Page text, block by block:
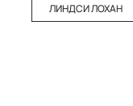
ЛИНДСИ ЛОХАН